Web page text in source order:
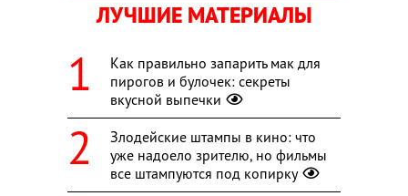
ЛУЧШИЕ МАТЕРИАЛЫ
Как правильно запарить мак для
пирогов и булочек: секреты
вкусной выпечки
Злодейские штампы в кино: что
уже надоело зрителю, но фильмы
все штампуются под копирку